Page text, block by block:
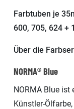
Farbtuben je
600, 705, 624 +
Über die
NORMA® Blue
NORMA Blue
Künstler-